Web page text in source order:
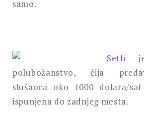
samo.
Seth je
polubožanstvo, čija
slušaoca oko 1000 dolara/
ispunjena do zadnjeg mesta.